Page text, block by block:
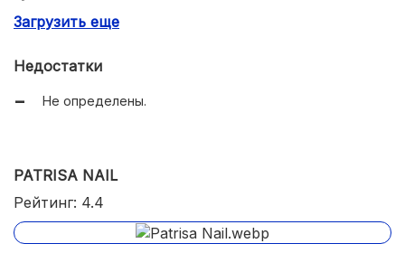
Можно купить в любом магазине для профессионалов
Загрузить еще
Недостатки
Не определены.
PATRISA NAIL
Рейтинг: 4.4